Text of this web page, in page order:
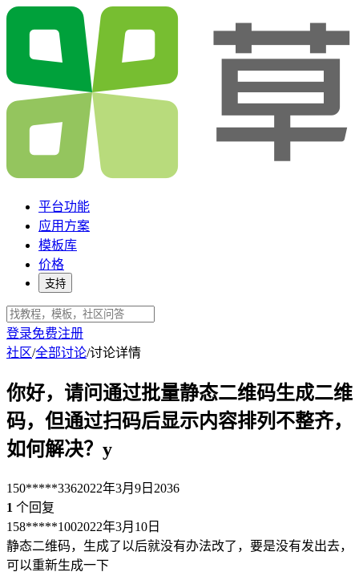
平台功能
应用方案
模板库
价格
支持
登录免费注册
社区/全部讨论/讨论详情
你好，请问通过批量静态二维码生成二维
码，但通过扫码后显示内容排列不整齐，
如何解决？y
150*****3362022年3月9日 2036
1 个回复
158*****1002022年3月10日
静态二维码，生成了以后就没有办法改了，要是没有发出去，
可以重新生成一下